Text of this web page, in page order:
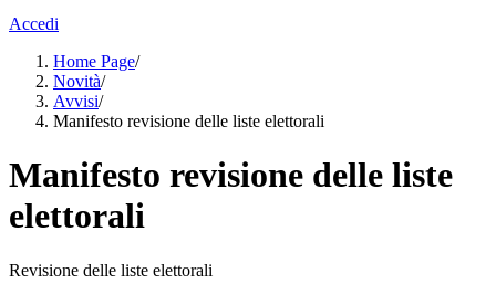
Accedi
Home Page/
Novità/
Avvisi/
Manifesto revisione delle liste elettorali
Manifesto revisione delle liste
elettorali
Revisione delle liste elettorali